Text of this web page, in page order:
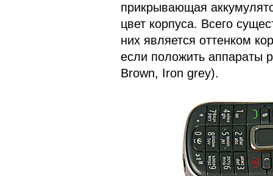
прикрывающая
цвет корпуса. Всего
них является оттенком
если положить аппараты
Brown, Iron grey).